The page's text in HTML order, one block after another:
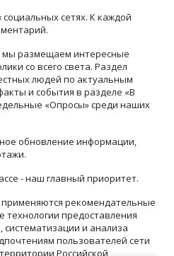
сетях. К каждой
мы размещаем интересные
со всего света. Раздел
людей по актуальным
и события в разделе «В
«Опросы» среди наших
обновление информации,
- наш главный приоритет.
рекомендательные
предоставления
и анализа
пользователей сети
Российской